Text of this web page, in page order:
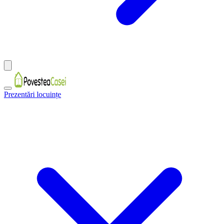
Prezentări locuințe